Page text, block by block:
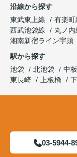
沿線から探す
東武東上線
有楽町
西武池袋線
丸ノ内
湘南新宿ライン宇須
駅から探す
池袋
北池袋 中
東長崎
上板橋
03-5944-